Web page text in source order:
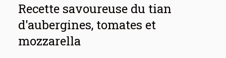
Recette savoureuse du tian
d'aubergines, tomates et
mozzarella